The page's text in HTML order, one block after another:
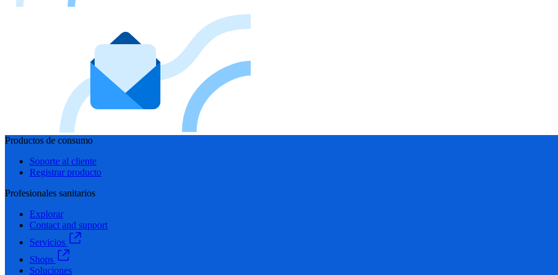
Productos de consumo
Soporte al cliente
Registrar producto
Profesionales sanitarios
Explorar
Contact and support
Servicios
Shops
Soluciones